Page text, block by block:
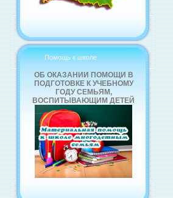
Помощь к школе
ОБ ОКАЗАНИИ ПОМОЩИ В
ПОДГОТОВКЕ К УЧЕБНОМУ
ГОДУ СЕМЬЯМ,
ВОСПИТЫВАЮЩИМ ДЕТЕЙ